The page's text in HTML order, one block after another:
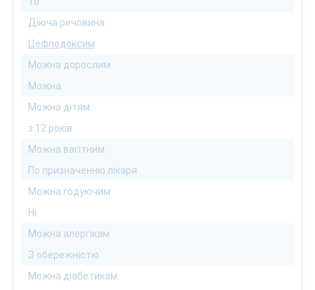
Діюча речовина
Цефподоксим
Можна дорослим
Можна
Можна дітям
з 12 років
Можна вагітним
По призначенню лікаря
Можна годуючим
Ні
Можна алергікам
З обережністю
Можна діабетикам